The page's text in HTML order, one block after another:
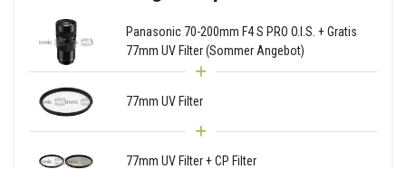
Panasonic 70-200mm F4 S PRO O.I.S. + Gratis
77mm UV Filter (Sommer Angebot)
77mm UV Filter
77mm UV Filter + CP Filter